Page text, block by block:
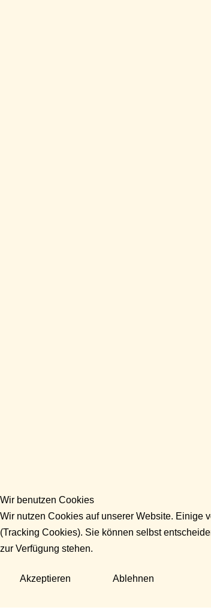
Wir benutzen Cookies
Wir nutzen Cookies auf unserer Website. Einige
(Tracking Cookies). Sie können selbst
zur Verfügung stehen.
Akzeptieren Ablehnen